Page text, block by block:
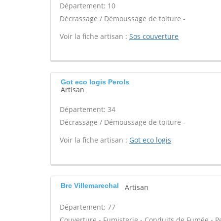
Département: 10
Décrassage / Démoussage de toiture -
Voir la fiche artisan : Sos couverture
Got eco logis Perols
Artisan
Département: 34
Décrassage / Démoussage de toiture -
Voir la fiche artisan : Got eco logis
Brc Villemarechal Artisan
Département: 77